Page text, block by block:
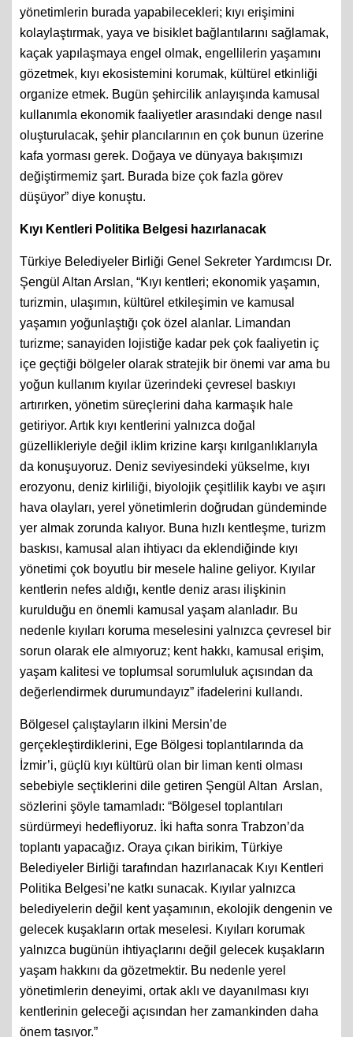
yönetimlerin burada yapabilecekleri; kıyı erişimini
kolaylaştırmak, yaya ve bisiklet bağlantılarını sağlamak,
kaçak yapılaşmaya engel olmak, engellilerin yaşamını
gözetmek, kıyı ekosistemini korumak, kültürel etkinliği
organize etmek. Bugün şehircilik anlayışında kamusal
kullanımla ekonomik faaliyetler arasındaki denge nasıl
oluşturulacak, şehir plancılarının en çok bunun üzerine
kafa yorması gerek. Doğaya ve dünyaya bakışımızı
değiştirmemiz şart. Burada bize çok fazla görev
düşüyor” diye konuştu.
Kıyı Kentleri Politika Belgesi hazırlanacak
Türkiye Belediyeler Birliği Genel Sekreter Yardımcısı Dr.
Şengül Altan Arslan, “Kıyı kentleri; ekonomik yaşamın,
turizmin, ulaşımın, kültürel etkileşimin ve kamusal
yaşamın yoğunlaştığı çok özel alanlar. Limandan
turizme; sanayiden lojistiğe kadar pek çok faaliyetin iç
içe geçtiği bölgeler olarak stratejik bir önemi var ama bu
yoğun kullanım kıyılar üzerindeki çevresel baskıyı
artırırken, yönetim süreçlerini daha karmaşık hale
getiriyor. Artık kıyı kentlerini yalnızca doğal
güzellikleriyle değil iklim krizine karşı kırılganlıklarıyla
da konuşuyoruz. Deniz seviyesindeki yükselme, kıyı
erozyonu, deniz kirliliği, biyolojik çeşitlilik kaybı ve aşırı
hava olayları, yerel yönetimlerin doğrudan gündeminde
yer almak zorunda kalıyor. Buna hızlı kentleşme, turizm
baskısı, kamusal alan ihtiyacı da eklendiğinde kıyı
yönetimi çok boyutlu bir mesele haline geliyor. Kıyılar
kentlerin nefes aldığı, kentle deniz arası ilişkinin
kurulduğu en önemli kamusal yaşam alanladır. Bu
nedenle kıyıları koruma meselesini yalnızca çevresel bir
sorun olarak ele almıyoruz; kent hakkı, kamusal erişim,
yaşam kalitesi ve toplumsal sorumluluk açısından da
değerlendirmek durumundayız” ifadelerini kullandı.
Bölgesel çalıştayların ilkini Mersin’de
gerçekleştirdiklerini, Ege Bölgesi toplantılarında da
İzmir’i, güçlü kıyı kültürü olan bir liman kenti olması
sebebiyle seçtiklerini dile getiren Şengül Altan Arslan,
sözlerini şöyle tamamladı: “Bölgesel toplantıları
sürdürmeyi hedefliyoruz. İki hafta sonra Trabzon’da
toplantı yapacağız. Oraya çıkan birikim, Türkiye
Belediyeler Birliği tarafından hazırlanacak Kıyı Kentleri
Politika Belgesi’ne katkı sunacak. Kıyılar yalnızca
belediyelerin değil kent yaşamının, ekolojik dengenin ve
gelecek kuşakların ortak meselesi. Kıyıları korumak
yalnızca bugünün ihtiyaçlarını değil gelecek kuşakların
yaşam hakkını da gözetmektir. Bu nedenle yerel
yönetimlerin deneyimi, ortak aklı ve dayanılması kıyı
kentlerinin geleceği açısından her zamankinden daha
önem taşıyor.”